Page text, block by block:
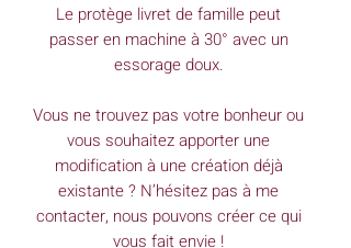
Le protège livret de famille peut
passer en machine à 30° avec un
essorage doux.
Vous ne trouvez pas votre bonheur ou
vous souhaitez apporter une
modification à une création déjà
existante ? N’hésitez pas à me
contacter, nous pouvons créer ce qui
vous fait envie !